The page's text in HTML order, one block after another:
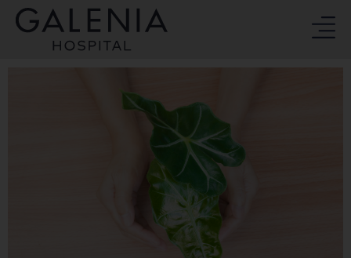
contenido